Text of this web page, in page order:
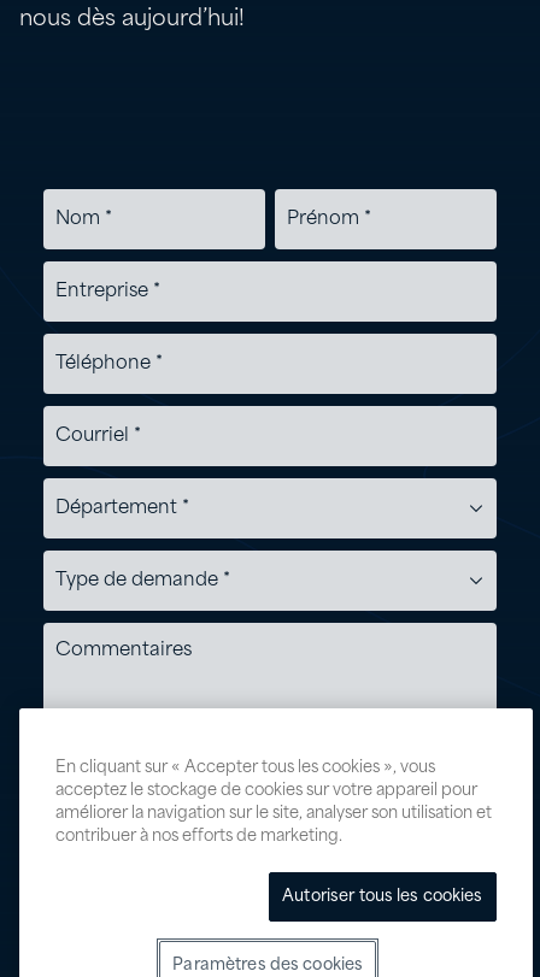
nous dès aujourd’hui!
En cliquant sur « Accepter tous les cookies », vous
acceptez le stockage de cookies sur votre appareil pour
améliorer la navigation sur le site, analyser son utilisation et
contribuer à nos efforts de marketing.
Autoriser tous les cookies
Paramètres des cookies